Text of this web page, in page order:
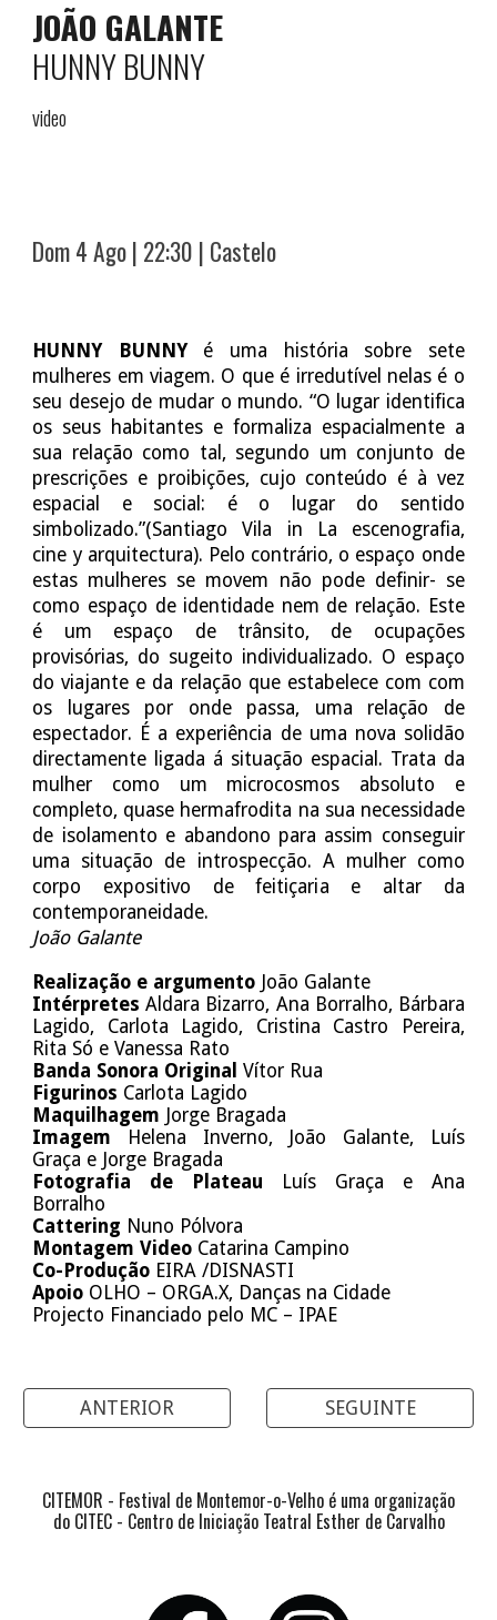
JOÃO GALANTE
HUNNY BUNNY
video
Dom 4 Ago | 22:30 | Castelo
HUNNY BUNNYé uma história sobre sete
mulheres em viagem. O que é irredutível nelas é o
seu desejo de mudar o mundo. “O lugar identifica
os seus habitantes e formaliza espacialmente a
sua relação como tal, segundo um conjunto de
prescrições e proibições, cujo conteúdo é à vez
espacial e social: é o lugar do sentido
simbolizado.”(Santiago Vila in La escenografia,
cine y arquitectura). Pelo contrário, o espaço onde
estas mulheres se movem não pode definir- se
como espaço de identidade nem de relação. Este
é um espaço de trânsito, de ocupações
provisórias, do sugeito individualizado. O espaço
do viajante e da relação que estabelece com com
os lugares por onde passa, uma relação de
espectador. É a experiência de uma nova solidão
directamente ligada á situação espacial. Trata da
mulher como um microcosmos absoluto e
completo, quase hermafrodita na sua necessidade
de isolamento e abandono para assim conseguir
uma situação de introspecção. A mulher como
corpo expositivo de feitiçaria e altar da
contemporaneidade.
João Galante
Realização e argumento João Galante
Intérpretes Aldara Bizarro, Ana Borralho, Bárbara
Lagido, Carlota Lagido, Cristina Castro Pereira,
Rita Só e Vanessa Rato
Banda Sonora Original Vítor Rua
Figurinos Carlota Lagido
Maquilhagem Jorge Bragada
Imagem Helena Inverno, João Galante, Luís
Graça e Jorge Bragada
Fotografia de Plateau Luís Graça e Ana
Borralho
Cattering Nuno Pólvora
Montagem Video Catarina Campino
Co-Produção EIRA /DISNASTI
Apoio OLHO – ORGA.X, Danças na Cidade
Projecto Financiado pelo MC – IPAE
ANTERIOR SEGUINTE
CITEMOR - Festival de Montemor-o-Velho é uma organização
do CITEC - Centro de Iniciação Teatral Esther de Carvalho